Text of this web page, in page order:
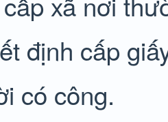
định cấp
có công.